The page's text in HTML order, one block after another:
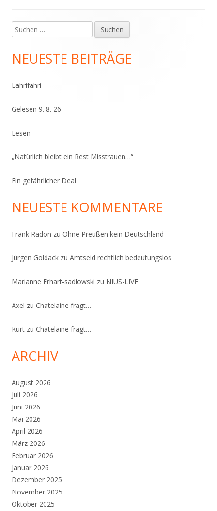
Haupt-
Seitenleiste
Suchen
nach:
NEUESTE BEITRÄGE
Lahrifahri
Gelesen 9. 8. 26
Lesen!
„Natürlich bleibt ein Rest Misstrauen…“
Ein gefährlicher Deal
NEUESTE KOMMENTARE
Frank Radon zu Ohne Preußen kein Deutschland
Jürgen Goldack zu Amtseid rechtlich bedeutungslos
Marianne Erhart-sadlowski zu NIUS-LIVE
Axel zu Chatelaine fragt…
Kurt zu Chatelaine fragt…
ARCHIV
August 2026
Juli 2026
Juni 2026
Mai 2026
April 2026
März 2026
Februar 2026
Januar 2026
Dezember 2025
November 2025
Oktober 2025